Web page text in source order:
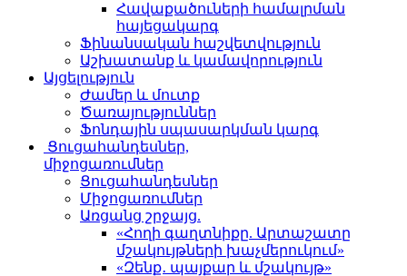
Հավաքածուների համալրման
հայեցակարգ
Ֆինանսական հաշվետվություն
Աշխատանք և կամավորություն
Այցելություն
Ժամեր և մուտք
Ծառայություններ
Ֆոնդային սպասարկման կարգ
Ցուցահանդեսներ,
միջոցառումներ
Ցուցահանդեսներ
Միջոցառումներ
Առցանց շրջայց.
«Հողի գաղտնիքը. Արտաշատը
մշակույթների խաչմերուկում»
«Զենք․ պայքար և մշակույթ»